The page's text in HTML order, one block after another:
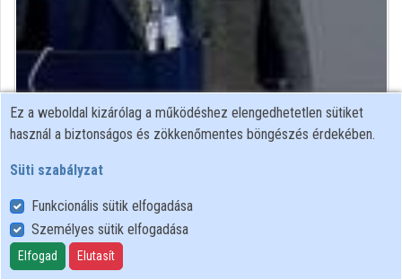
könyvtáros, irodalmár
Közreműködő felvételei
Névjegyek
Névjegy
Ez a weboldal kizárólag a működéshez elengedhetetlen sütiket
használ a biztonságos és zökkenőmentes böngészés érdekében.
Süti szabályzat
Funkcionális sütik elfogadása
Személyes sütik elfogadása
Elfogad Elutasít